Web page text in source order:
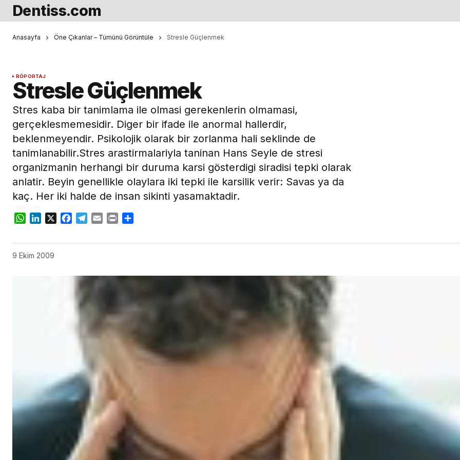
Dentiss.com
Anasayfa Öne Çıkanlar – Tümünü Görüntüle Stresle Güçlenmek
RÖPORTAJ
Stresle Güçlenmek
Stres kaba bir tanimlama ile olmasi gerekenlerin olmamasi,
gerçeklesmemesidir. Diger bir ifade ile anormal hallerdir,
beklenmeyendir. Psikolojik olarak bir zorlanma hali seklinde de
tanimlanabilir.Stres arastirmalariyla taninan Hans Seyle de stresi
organizmanin herhangi bir duruma karsi gösterdigi siradisi tepki olarak
anlatir. Beyin genellikle olaylara iki tepki ile karsilik verir: Savas ya da
kaç. Her iki halde de insan sikinti yasamaktadir.
WhatsApp
LinkedIn
X Facebook
Telegram
Email Print
9 Ekim 2009